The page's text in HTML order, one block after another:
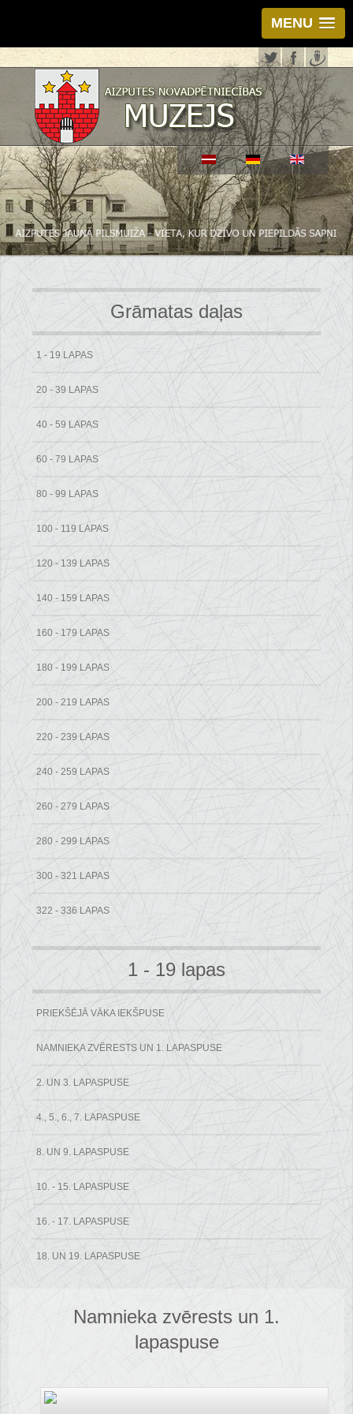
MENU
Grāmatas daļas
1 - 19 LAPAS
20 - 39 LAPAS
40 - 59 LAPAS
60 - 79 LAPAS
80 - 99 LAPAS
100 - 119 LAPAS
120 - 139 LAPAS
140 - 159 LAPAS
160 - 179 LAPAS
180 - 199 LAPAS
200 - 219 LAPAS
220 - 239 LAPAS
240 - 259 LAPAS
260 - 279 LAPAS
280 - 299 LAPAS
300 - 321 LAPAS
322 - 336 LAPAS
1 - 19 lapas
PRIEKŠĒJĀ VĀKA IEKŠPUSE
NAMNIEKA ZVĒRESTS UN 1. LAPASPUSE
2. UN 3. LAPASPUSE
4., 5., 6., 7. LAPASPUSE
8. UN 9. LAPASPUSE
10. - 15. LAPASPUSE
16. - 17. LAPASPUSE
18. UN 19. LAPASPUSE
Namnieka zvērests un 1.
lapaspuse